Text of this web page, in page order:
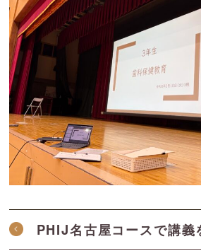
PHIJ名古屋コースで講義